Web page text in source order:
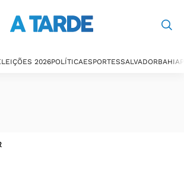
2026POLÍTICAESPORTESSALVADORBAHIA